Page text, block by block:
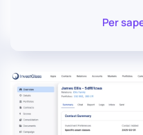
Per